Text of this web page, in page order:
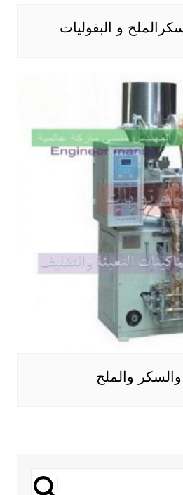
و البقوليات
والسكر والملح